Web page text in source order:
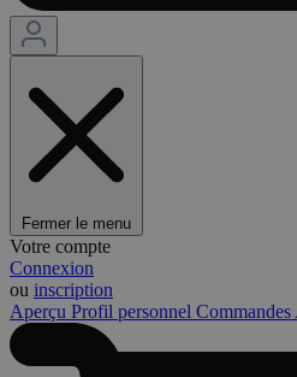
Fermer le menu
Votre compte
Connexion
ou inscription
Aperçu Profil personnel Commandes